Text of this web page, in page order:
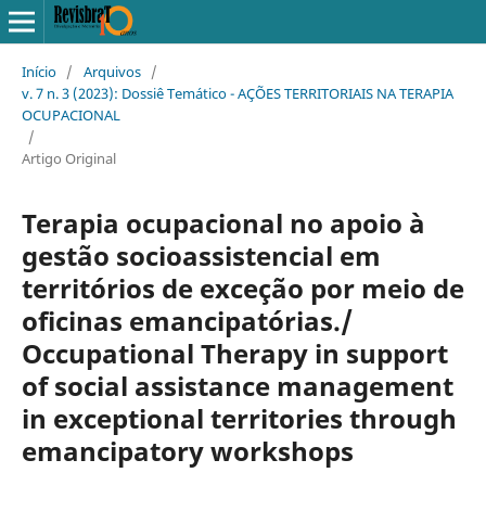
Início / Arquivos /
v. 7 n. 3 (2023): Dossiê Temático - AÇÕES TERRITORIAIS NA TERAPIA
OCUPACIONAL
/
Artigo Original
Terapia ocupacional no apoio à
gestão socioassistencial em
territórios de exceção por meio de
oficinas emancipatórias./
Occupational Therapy in support
of social assistance management
in exceptional territories through
emancipatory workshops